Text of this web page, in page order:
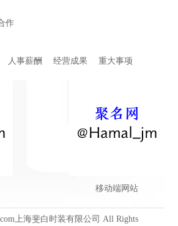
作
人事薪酬 经营成果 重大事项
移动端网站
上海斐白时装有限公司 All Rights